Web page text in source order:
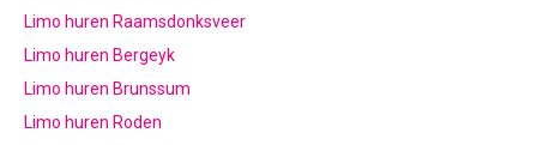
Limo huren Raamsdonksveer
Limo huren Bergeyk
Limo huren Brunssum
Limo huren Roden